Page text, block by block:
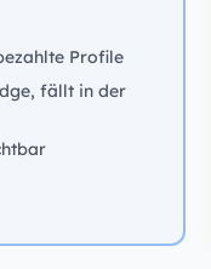
Profile
fällt in der